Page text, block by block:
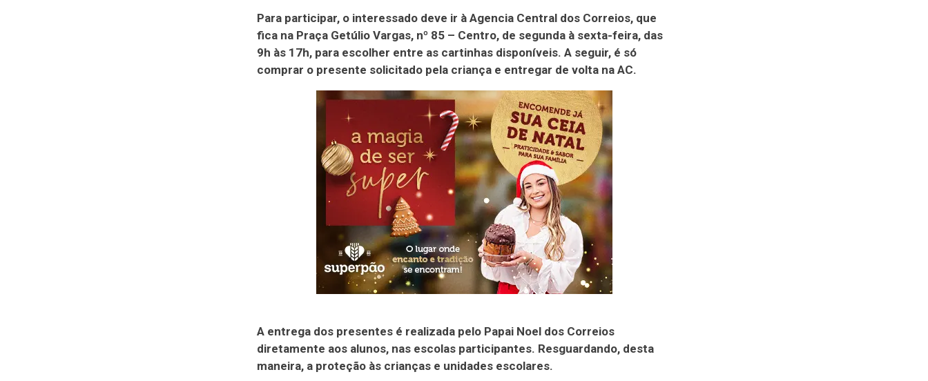
Para participar, o interessado deve ir à Agencia Central dos Correios, que
fica na Praça Getúlio Vargas, nº 85 – Centro, de segunda à sexta-feira, das
9h às 17h, para escolher entre as cartinhas disponíveis. A seguir, é só
comprar o presente solicitado pela criança e entregar de volta na AC.
A entrega dos presentes é realizada pelo Papai Noel dos Correios
diretamente aos alunos, nas escolas participantes. Resguardando, desta
maneira, a proteção às crianças e unidades escolares.